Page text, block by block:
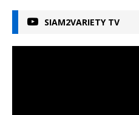
SIAM2VARIETY TV